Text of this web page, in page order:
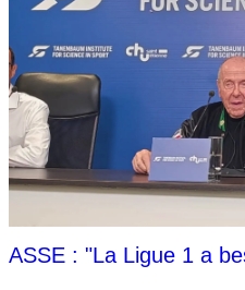
ASSE : "La Ligue 1 a